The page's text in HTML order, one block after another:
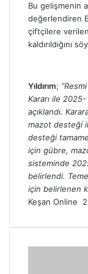
Bu gelişmenin
değerlendiren
çiftçilere
kaldırıldığını
Yıldırım;
Kararı ile
açıklandı.
mazot desteği
desteği
için gübre,
sisteminde
belirlendi.
için belirlenen
Keşan Online